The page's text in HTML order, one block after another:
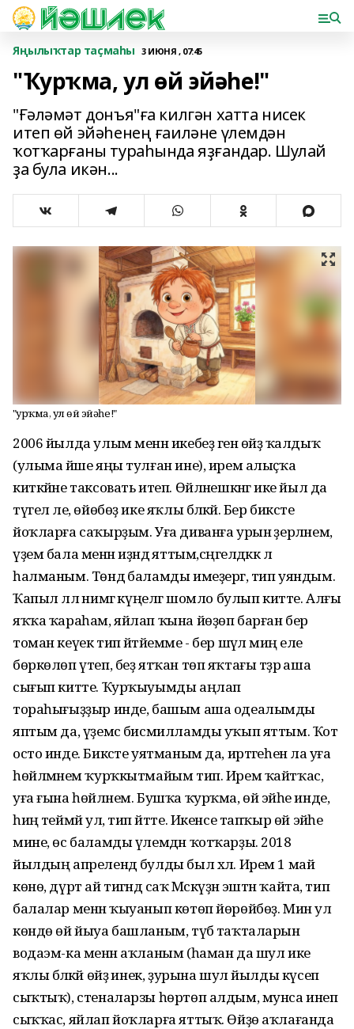
Яңылыҡтар таҫмаһы 3 ИЮНЯ , 07:45
"Ҡурҡма, ул өй эйәһе!"
"Ғәләмәт донъя"ға килгән хатта нисек
итеп өй эйәһенең ғаиләне үлемдән
ҡотҡарғаны тураһында яҙғандар. Шулай
ҙа була икән...
"Ҡурҡма, ул өй эйәһе!"
2006 йылда улым менән икебеҙ генә өйҙә ҡалдыҡ
(улыма йәше яңы тулған ине), ирем алыҫҡа
киткәйне таксовать итеп. Өйләнешкәнгә ике йыл да
түгел әле, өйөбөҙ ике яҡлы бәләкәй. Бер бикәсте
йоҡларға саҡырҙым. Уға диванға урын әҙерләнем,
үҙем бала менән иҙәндә яттым,сәңгелдәккә лә
һалманым. Төндә баламды имеҙергә, тип уяндым.
Ҡапыл әллә нимәгә күңелгә шомло булып китте. Алғы
яҡҡа ҡараһам, яйлап ҡына йөҙөп барған бер
томан кеүек тип әйтәйемме - бер шәүлә миңә еле
бөркөлөп үтеп, беҙ ятҡан төп яҡтағы тәҙрә аша
сығып китте. Ҡурҡыуымды аңлап
тораһығыҙҙыр инде, башым аша одеалымды
яптым да, үҙемсә бисмилламды уҡып яттым. Ҡот
осто инде. Бикәсте уятманым да, иртәгеһенә ла уға
һөйләмәнем ҡурҡкытмайым тип. Ирем ҡайтҡас,
уға ғына һөйләнем. Бушҡа ҡурҡма, өй эйәһе инде,
һиңә теймәй ул, тип әйтте. Икенсе тапҡыр өй эйәһе
мине, өс баламды үлемдән ҡотҡарҙы. 2018
йылдың апрелендә булды был хәл. Ирем 1 май
көнө, дүрт ай тигәндә саҡ Мәскәүҙән эштән ҡайта, тип
балалар менән ҡыуанып көтөп йөрөйбөҙ. Мин ул
көндө өй йыуа башланым, түбә таҡталарын
водаэм-ка менән аҡланым (һаман да шул ике
яҡлы бәләкәй өйҙә инек, ҙурына шул йылды күсеп
сыҡтыҡ), стеналарзы һөртөп алдым, мунса инеп
сыҡҡас, яйлап йоҡларға яттыҡ. Өйҙө аҡлағанда